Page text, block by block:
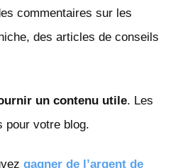
commentaires sur les
des articles de conseils
un contenu utile. Les
pour votre blog.
gagner de l’argent de